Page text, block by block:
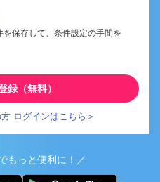
保存して、条件設定の手間を
録（無料）
ログインはこちら＞
もっと便利に！／